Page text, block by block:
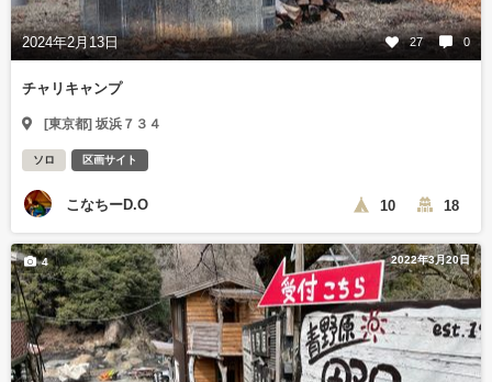
2024年2月13日 27 0
チャリキャンプ
[東京都] 坂浜７３４
ソロ 区画サイト
こなちーD.O 10 18
2022年3月20日
4